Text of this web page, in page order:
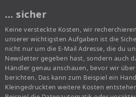
… sicher
Keine versteckte Kosten, wir
unserer wichtigsten Aufgaben ist die
nicht nur um die E-Mail Adresse, die du
Newsletter gegeben hast, sondern auch
Händler genau anschauen, bevor wir
berichten. Das kann zum Beispiel ein
Kleingedruckten weitere Kosten